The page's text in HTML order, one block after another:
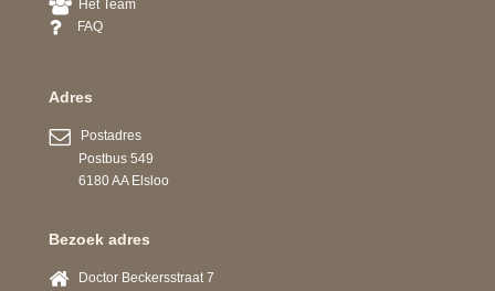
Het Team
FAQ
Adres
Postadres
Postbus 549
6180 AA Elsloo
Bezoek adres
Doctor Beckersstraat 7